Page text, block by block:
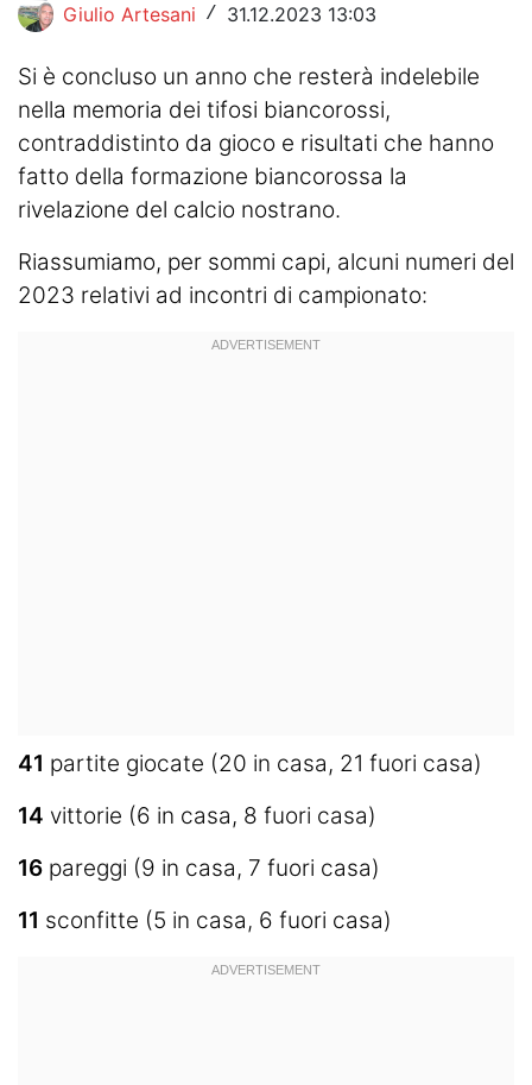
News
Turismo
Eventi
Giulio Artesani / 31.12.2023 13:03
Si è concluso un anno che resterà indelebile
nella memoria dei tifosi biancorossi,
contraddistinto da gioco e risultati che hanno
fatto della formazione biancorossa la
rivelazione del calcio nostrano.
Riassumiamo, per sommi capi, alcuni numeri del
2023 relativi ad incontri di campionato:
41 partite giocate (20 in casa, 21 fuori casa)
14 vittorie (6 in casa, 8 fuori casa)
16 pareggi (9 in casa, 7 fuori casa)
11 sconfitte (5 in casa, 6 fuori casa)